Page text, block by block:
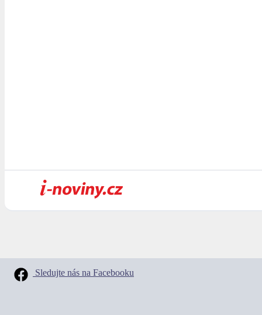
Sledujte nás na Facebooku